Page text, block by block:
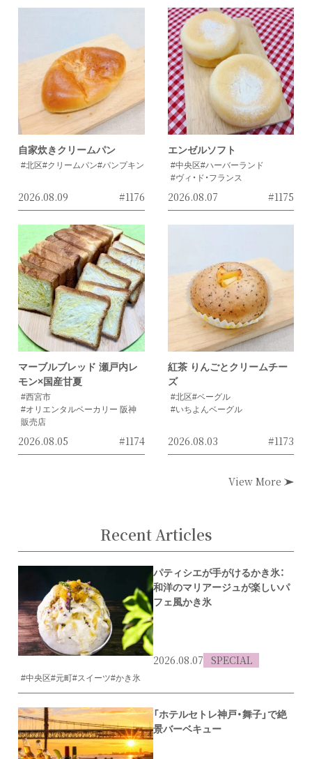
自家炊きクリームパン
#北区#クリームパン#パンプキン
2026.08.09 #1176
エンゼルソフト
#中央区#ハーバーランド
#ヴィ・ド・フランス
2026.08.07 #1175
マーブルブレッド 瀬戸内レ
モン×国産甘夏
#西宮市
#オリエンタルベーカリー 阪神
販売店
2026.08.05 #1174
紅茶 りんごとクリームチー
ズ
#北区#ベーグル
#いちよんベーグル
2026.08.03 #1173
View More
Recent Articles
パティシエが手がけるかき氷：
和洋のマリアージュが楽しいパ
フェ風かき氷
2026.08.07 SPECIAL
#中央区#元町#スイーツ#かき氷
「ホテルセトレ神戸・舞子」で絶
景バーベキュー